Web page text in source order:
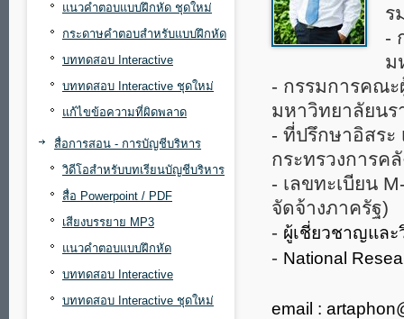
แนวคำตอบแบบฝึกหัด ชุดใหม่
กระดาษคำตอบสำหรับแบบฝึกหัด
บททดสอบ Interactive
บททดสอบ Interactive ชุดใหม่
แก้ไขข้อความที่ผิดพลาด
สื่อการสอน - การบัญชีบริหาร
วิดีโอสำหรับบทเรียนบัญชีบริหาร
สื่อ Powerpoint / PDF
เสียงบรรยาย MP3
แนวคำตอบแบบฝึกหัด
บททดสอบ Interactive
บททดสอบ Interactive ชุดใหม่
ร
-
ม
- กรรมการคณ
มหาวิทยาลัยนร
- ที่ปรึกษาอิสระ
กระทรวงการคลั
- เลขทะเบียน
จัดจ้างภาครัฐ)
- ผู้เชี่ยวชาญและ
- National
email :